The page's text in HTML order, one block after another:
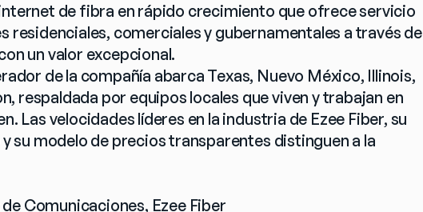
de fibra en rápido crecimiento que ofrece servicio
residenciales, comerciales y gubernamentales a través de
un valor excepcional.
de la compañía abarca Texas, Nuevo México, Illinois,
respaldada por equipos locales que viven y trabajan en
Las velocidades líderes en la industria de Ezee Fiber, su
su modelo de precios transparentes distinguen a la
Comunicaciones, Ezee Fiber